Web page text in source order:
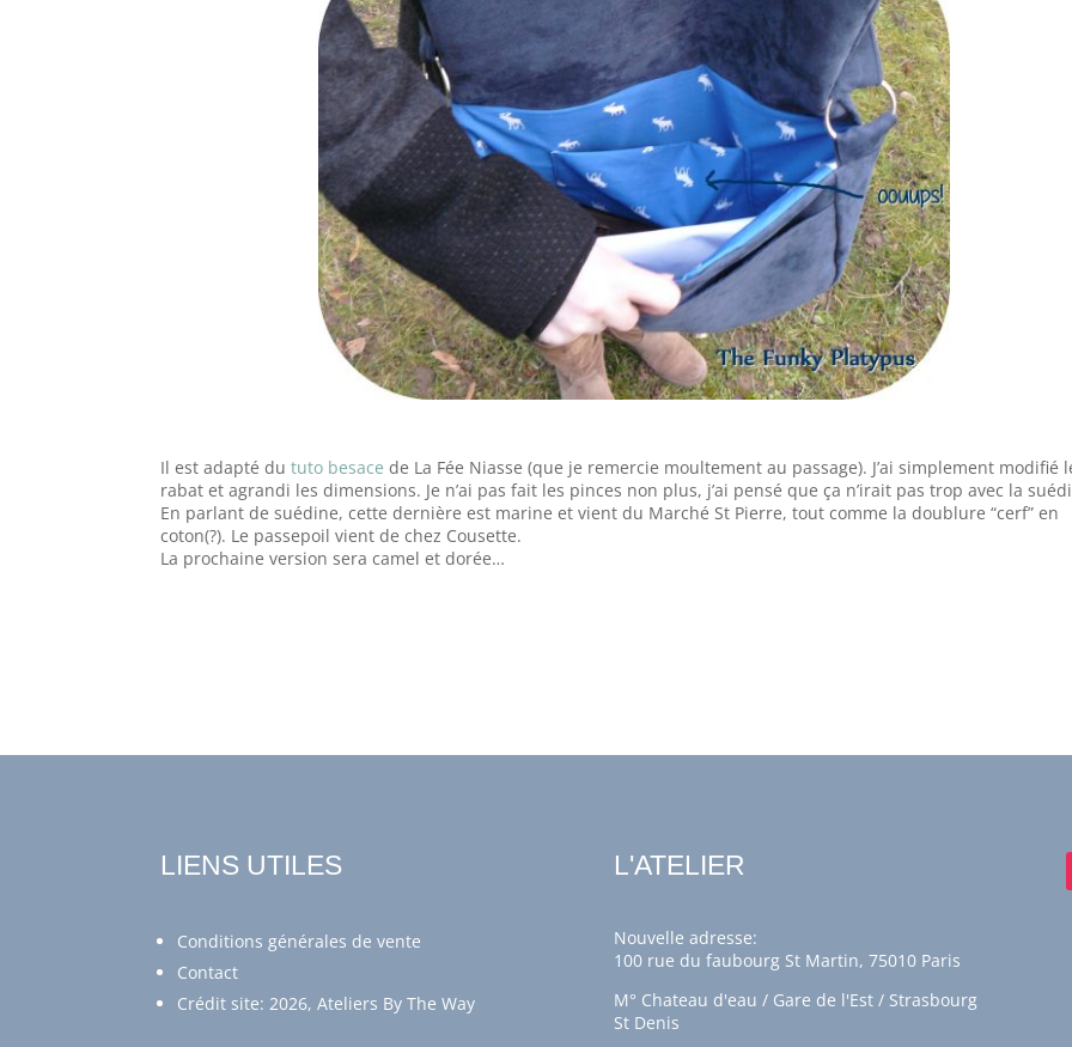
Il est adapté du tuto besace de La Fée Niasse (que je remercie moultement au passage). J’ai simplement modifié
rabat et agrandi les dimensions. Je n’ai pas fait les pinces non plus, j’ai pensé que ça n’irait pas trop avec la
En parlant de suédine, cette dernière est marine et vient du Marché St Pierre, tout comme la doublure “cerf” en
coton(?). Le passepoil vient de chez Cousette.
La prochaine version sera camel et dorée…
LIENS UTILES
Conditions générales de vente
Contact
Crédit site: 2026, Ateliers By The Way
L'ATELIER
Nouvelle adresse:
100 rue du faubourg St Martin, 75010 Paris
M° Chateau d'eau / Gare de l'Est / Strasbourg
St Denis